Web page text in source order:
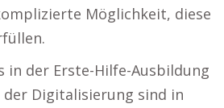
Möglichkeit, diese
in der Erste-Hilfe-Ausbildung
der Digitalisierung sind in